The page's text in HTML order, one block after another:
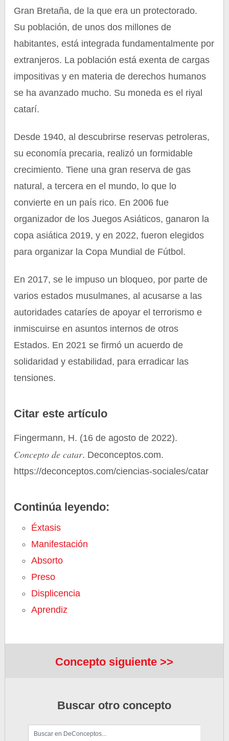
Gran Bretaña, de la que era un protectorado.
Su población, de unos dos millones de
habitantes, está integrada fundamentalmente por
extranjeros. La población está exenta de cargas
impositivas y en materia de derechos humanos
se ha avanzado mucho. Su moneda es el riyal
catarí.
Desde 1940, al descubrirse reservas petroleras,
su economía precaria, realizó un formidable
crecimiento. Tiene una gran reserva de gas
natural, a tercera en el mundo, lo que lo
convierte en un país rico. En 2006 fue
organizador de los Juegos Asiáticos, ganaron la
copa asiática 2019, y en 2022, fueron elegidos
para organizar la Copa Mundial de Fútbol.
En 2017, se le impuso un bloqueo, por parte de
varios estados musulmanes, al acusarse a las
autoridades cataríes de apoyar el terrorismo e
inmiscuirse en asuntos internos de otros
Estados. En 2021 se firmó un acuerdo de
solidaridad y estabilidad, para erradicar las
tensiones.
Citar este artículo
Fingermann, H. (16 de agosto de 2022).
Concepto de catar. Deconceptos.com.
https://deconceptos.com/ciencias-sociales/catar
Continúa leyendo:
Éxtasis
Manifestación
Absorto
Preso
Displicencia
Aprendiz
Concepto siguiente >>
Buscar otro concepto